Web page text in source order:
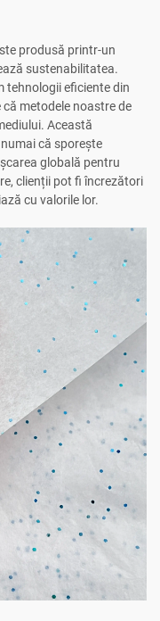
produsă printr-un
sustenabilitatea.
tehnologii eficiente din
metodele noastre de
Această
că sporește
globală pentru
clienții pot fi încrezători
cu valorile lor.